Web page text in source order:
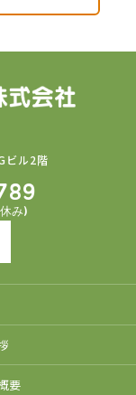
ビル2階
み)
要